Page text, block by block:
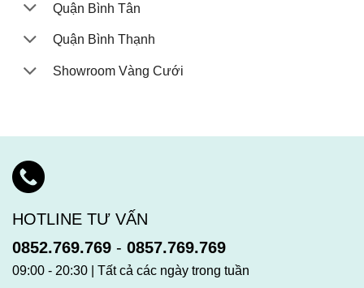
Quận Bình Tân
Quận Bình Thạnh
Showroom Vàng Cưới
HOTLINE TƯ VẤN
0852.769.769 - 0857.769.769
09:00 - 20:30 | Tất cả các ngày trong tuần